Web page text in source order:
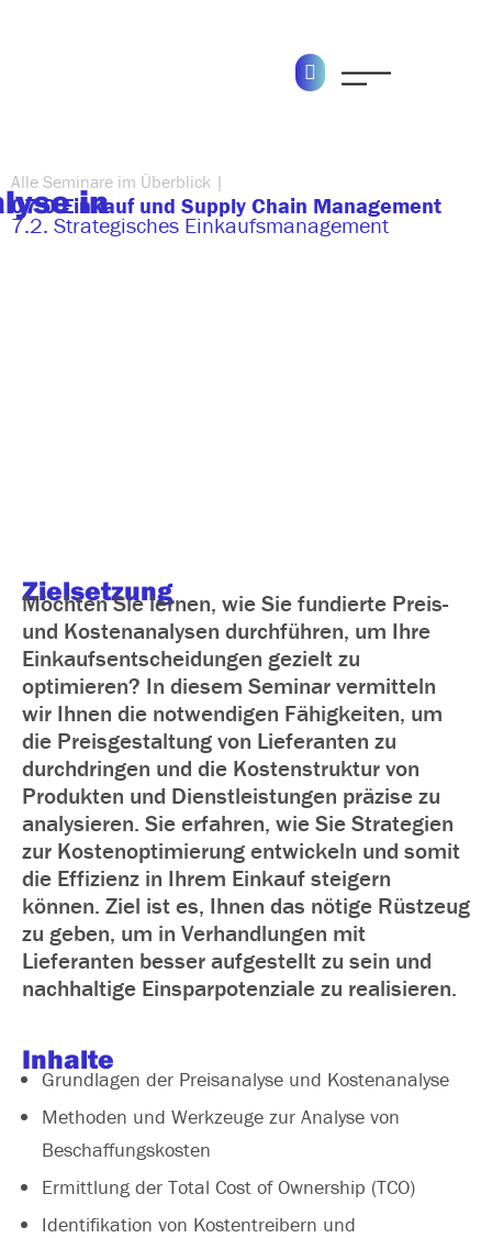
Alle Seminare im Überblick |
07.0 Einkauf und Supply Chain Management
7.2. Strategisches Einkaufsmanagement
in
Zielsetzung
Möchten Sie lernen, wie Sie fundierte Preis-
und Kostenanalysen durchführen, um Ihre
Einkaufsentscheidungen gezielt zu
optimieren? In diesem Seminar vermitteln
wir Ihnen die notwendigen Fähigkeiten, um
die Preisgestaltung von Lieferanten zu
durchdringen und die Kostenstruktur von
Produkten und Dienstleistungen präzise zu
analysieren. Sie erfahren, wie Sie Strategien
zur Kostenoptimierung entwickeln und somit
die Effizienz in Ihrem Einkauf steigern
können. Ziel ist es, Ihnen das nötige Rüstzeug
zu geben, um in Verhandlungen mit
Lieferanten besser aufgestellt zu sein und
nachhaltige Einsparpotenziale zu realisieren.
Inhalte
Grundlagen der Preisanalyse und Kostenanalyse
Methoden und Werkzeuge zur Analyse von
Beschaffungskosten
Ermittlung der Total Cost of Ownership (TCO)
Identifikation von Kostentreibern und